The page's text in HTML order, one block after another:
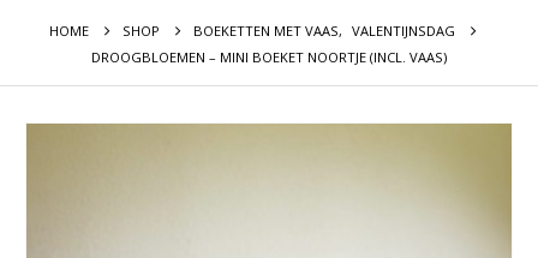
HOME SHOP BOEKETTEN MET VAAS, VALENTIJNSDAG
DROOGBLOEMEN – MINI BOEKET NOORTJE (INCL. VAAS)